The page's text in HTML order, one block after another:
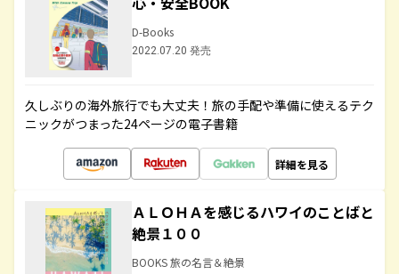
D-Books
2022.07.20 発売
久しぶりの海外旅行でも大丈夫！旅の手配や準備に使えるテク
ニックがつまった24ページの電子書籍
詳細を見る
ＡＬＯＨＡを感じるハワイのことばと
絶景１００
BOOKS 旅の名言＆絶景